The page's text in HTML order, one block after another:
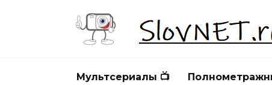
Мультсериалы 📺